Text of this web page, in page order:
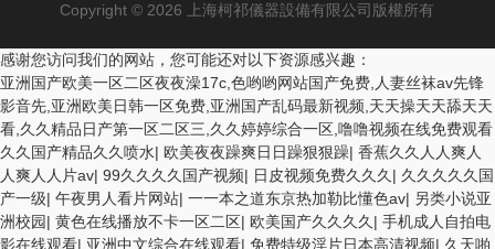
Copyright © 2026 上海柯祁儀器設備有限公司版權所有
感谢您访问我们的网站，您可能还对以下资源感兴趣：
亚洲国产欧美一区二区夜夜澡17c,色哟哟网站国产免费,人妻丝袜av先锋
影音先,亚洲欧美日韩一区免费,亚洲国产乱码最新视频,天天操天天舔天天
看,久久精品日产第一区二区三,久久婷婷综合一区,噜噜视频在线免费观看
久久国产精品久久喷水| 欧美夜夜躁爽日日躁狠狠躁| 香蕉久久人人爽人
人爽人人片av| 99久久久久国产视频| 日皮视频免费久久久 | 久久久久久国
产一级| 午夜男人看片网站| 一一本之道东京热加勒比懂色av| 另类小说亚
洲校园| 黄色在线播放不卡一区二区| 欧美国产久久久久 | 手机成人自拍电
影在线观看| 亚洲中文综合在线观看| 免费特级淫片日本高清视频| 久天啪